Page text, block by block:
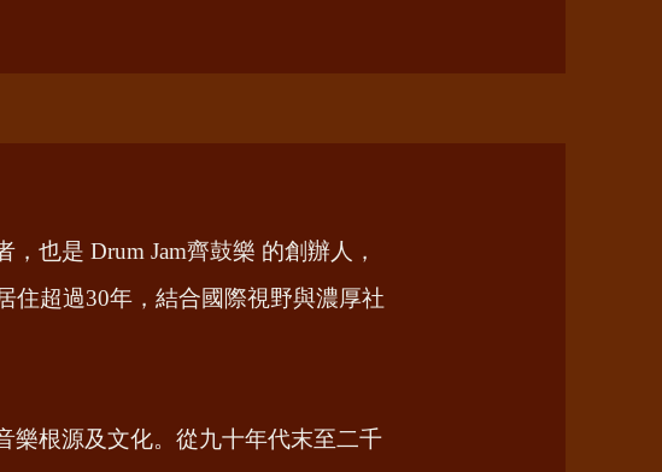
也是 Drum Jam齊鼓樂 的創辦人，
住超過30年，結合國際視野與濃厚社
樂根源及文化。從九十年代末至二千